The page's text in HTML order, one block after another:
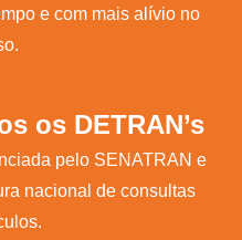
e com mais alívio no
os DETRAN’s
pelo SENATRAN e
nacional de consultas